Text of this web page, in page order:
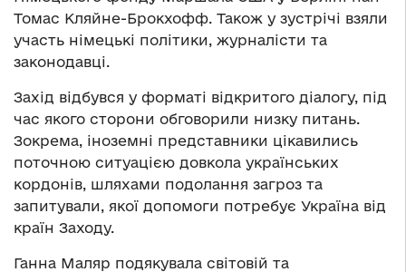
Томас Кляйне-Брокхофф. Також у зустрічі взяли
участь німецькі політики, журналісти та
законодавці.
Захід відбувся у форматі відкритого діалогу, під
час якого сторони обговорили низку питань.
Зокрема, іноземні представники цікавились
поточною ситуацією довкола українських
кордонів, шляхами подолання загроз та
запитували, якої допомоги потребує Україна від
країн Заходу.
Ганна Маляр подякувала світовій та